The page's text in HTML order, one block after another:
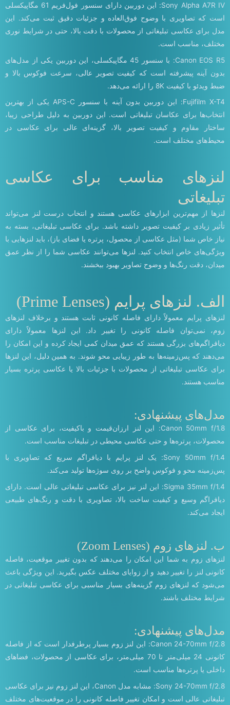
Sony Alpha A7R IV: این دوربین دارای سنسور فول‌فریم 61 مگاپیکسلی
است که تصاویری با وضوح فوق‌العاده و جزئیات دقیق ثبت می‌کند. این
مدل برای عکاسی تبلیغاتی از محصولات با دقت بالا، حتی در شرایط نوری
مختلف، مناسب است.
Canon EOS R5: با سنسور 45 مگاپیکسلی، این دوربین یکی از مدل‌های
بدون آینه پیشرفته است که کیفیت تصویر عالی، سرعت فوکوس بالا و
ضبط ویدئو با کیفیت 8K را ارائه می‌دهد.
Fujifilm X-T4: این دوربین بدون آینه با سنسور APS-C یکی از بهترین
انتخاب‌ها برای عکاسان تبلیغاتی است. این دوربین به دلیل طراحی زیبا،
ساختار مقاوم و کیفیت تصویر بالا، گزینه‌ای عالی برای عکاسی در
محیط‌های مختلف است.
لنزهای مناسب برای عکاسی
تبلیغاتی
لنزها از مهم‌ترین ابزارهای عکاسی هستند و انتخاب درست لنز می‌تواند
تأثیر زیادی بر کیفیت تصویر داشته باشد. برای عکاسی تبلیغاتی، بسته به
نیاز خاص شما (مثل عکاسی از محصول، پرتره یا فضای باز)، باید لنزهایی با
ویژگی‌های خاص انتخاب کنید. لنزها می‌توانند عکاسی شما را از نظر عمق
میدان، دقت رنگ‌ها و وضوح تصاویر بهبود ببخشند.
الف. لنزهای پرایم (Prime Lenses)
لنزهای پرایم معمولاً دارای فاصله کانونی ثابت هستند و برخلاف لنزهای
زوم، نمی‌توان فاصله کانونی را تغییر داد. این لنزها معمولاً دارای
دیافراگم‌های بزرگی هستند که عمق میدان کمی ایجاد کرده و این امکان را
می‌دهند که پس‌زمینه‌ها به طور زیبایی محو شوند. به همین دلیل، این لنزها
برای عکاسی تبلیغاتی از محصولات با جزئیات بالا یا عکاسی پرتره بسیار
مناسب هستند.
مدل‌های پیشنهادی:
Canon 50mm f/1.8: این لنز ارزان‌قیمت و باکیفیت، برای عکاسی از
محصولات، پرتره‌ها و حتی عکاسی محیطی در تبلیغات مناسب است.
Sony 50mm f/1.4: یک لنز پرایم با دیافراگم سریع که تصاویری با
پس‌زمینه محو و فوکوس واضح بر روی سوژه‌ها تولید می‌کند.
Sigma 35mm f/1.4: این لنز نیز برای عکاسی تبلیغاتی عالی است. دارای
دیافراگم وسیع و کیفیت ساخت بالا، تصاویری با دقت و رنگ‌های طبیعی
ایجاد می‌کند.
ب. لنزهای زوم (Zoom Lenses)
لنزهای زوم به شما این امکان را می‌دهند که بدون تغییر موقعیت، فاصله
کانونی لنز را تغییر دهید و از زوایای مختلف عکس بگیرید. این ویژگی باعث
می‌شود که لنزهای زوم گزینه‌های بسیار مناسبی برای عکاسی تبلیغاتی در
شرایط مختلف باشند.
مدل‌های پیشنهادی:
Canon 24-70mm f/2.8: این لنز زوم بسیار پرطرفدار است که از فاصله
کانونی 24 میلی‌متر تا 70 میلی‌متر، برای عکاسی از محصولات، فضاهای
داخلی یا پرتره‌ها مناسب است.
Sony 24-70mm f/2.8: مشابه مدل Canon، این لنز زوم نیز برای عکاسی
تبلیغاتی عالی است و امکان تغییر فاصله کانونی را در موقعیت‌های مختلف